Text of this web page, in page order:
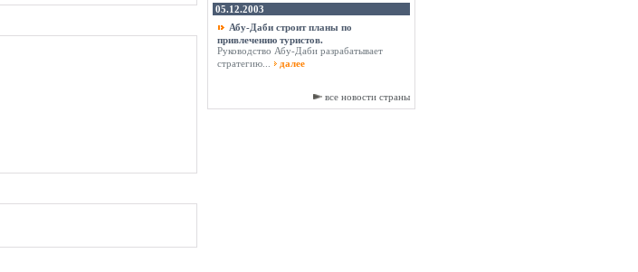
05.12.2003
Абу-Даби строит планы по
привлечению туристов.
Руководство Абу-Даби разрабатывает
стратегию...
далее
все новости страны